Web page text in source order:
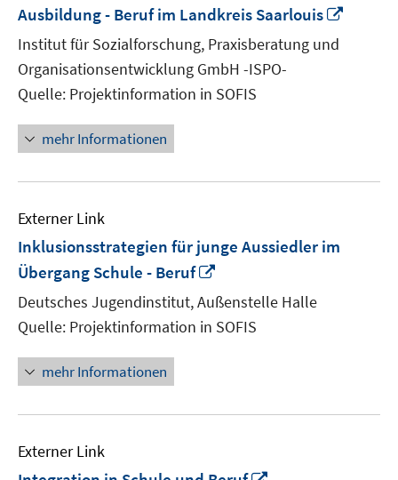
Ausbildung - Beruf im Landkreis Saarlouis
Institut für Sozialforschung, Praxisberatung und
Organisationsentwicklung GmbH -ISPO-
Quelle: Projektinformation in SOFIS
mehr Informationen
Externer Link
Inklusionsstrategien für junge Aussiedler im
Übergang Schule - Beruf
neuem
Fenster
öffnen
Deutsches Jugendinstitut, Außenstelle Halle
Quelle: Projektinformation in SOFIS
mehr Informationen
Externer Link